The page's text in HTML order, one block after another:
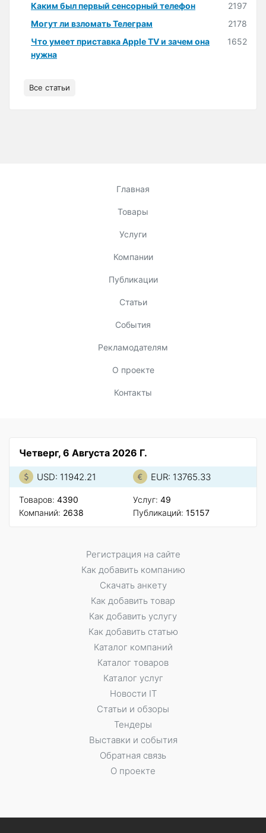
Каким был первый сенсорный телефон
2197
Могут ли взломать Телеграм
2178
Что умеет приставка Apple TV и зачем она
нужна
1652
Все статьи
Главная
Товары
Услуги
Компании
Публикации
Статьи
События
Рекламодателям
О проекте
Контакты
Четверг, 6 Августа 2026 Г.
USD: 11942.21 EUR: 13765.33
Товаров: 4390
Компаний: 2638
Услуг: 49
Публикаций: 15157
Регистрация на сайте
Как добавить компанию
Скачать анкету
Как добавить товар
Как добавить услугу
Как добавить статью
Каталог компаний
Каталог товаров
Каталог услуг
Новости IT
Статьи и обзоры
Тендеры
Выставки и события
Обратная связь
О проекте